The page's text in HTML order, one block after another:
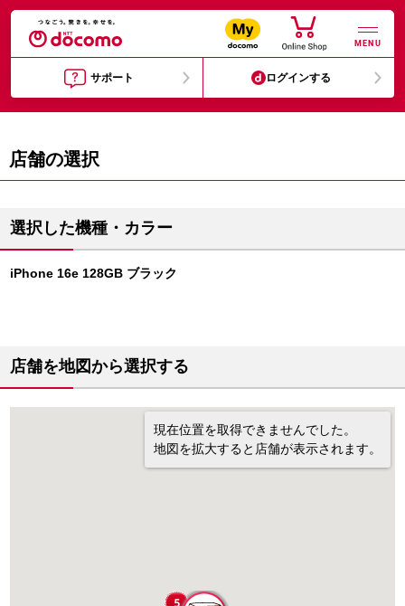
MENU
サポート ログインする
店舗の選択
選択した機種・カラー
iPhone 16e 128GB ブラック
店舗を地図から選択する
現在位置を取得できませんでした。
地図を拡大すると店舗が表示されます。